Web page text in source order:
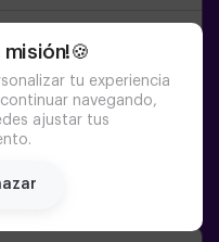
misión!🍪
tu experiencia
navegando,
ajustar tus
Lava (sala1)
18:35